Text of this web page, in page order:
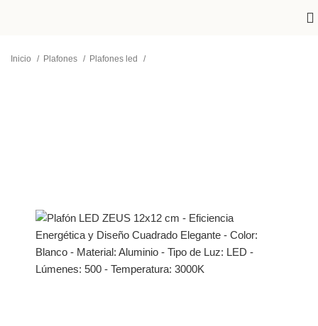
Inicio Plafones Plafones led